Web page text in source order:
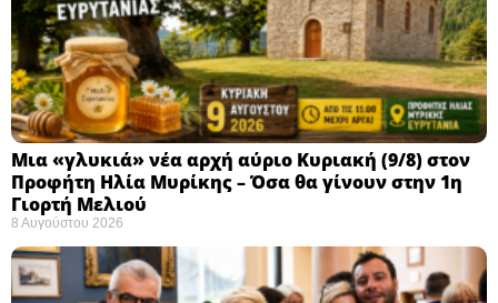
Μια «γλυκιά» νέα αρχή αύριο Κυριακή (9/8) στον
Προφήτη Ηλία Μυρίκης – Όσα θα γίνουν στην 1η
Γιορτή Μελιού
8 Αυγούστου 2026